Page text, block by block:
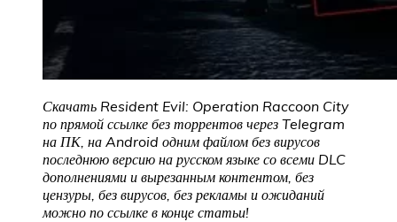
Скачать Resident Evil: Operation Raccoon City
по прямой ссылке без торрентов через Telegram
на ПК, на Android одним файлом без вирусов
последнюю версию на русском языке со всеми DLC
дополнениями и вырезанным контентом, без
цензуры, без вирусов, без рекламы и ожиданий
можно по ссылке в конце статьи!